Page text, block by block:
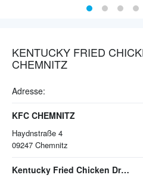
KENTUCKY FRIED
CHEMNITZ
Adresse:
KFC CHEMNITZ
Haydnstraße 4
09247 Chemnitz
Kentucky Fried Chicken Dresden